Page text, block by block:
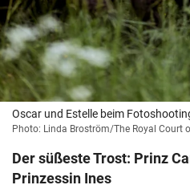
Oscar und Estelle beim
Photo: Linda Broström/The Royal Court
Der süßeste Trost: Prinz
Prinzessin Ines